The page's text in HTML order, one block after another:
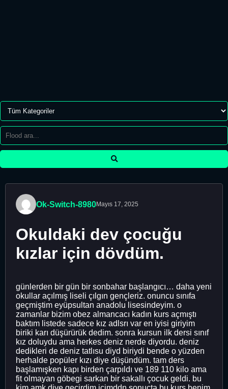
Ok-Switch-8980Mayıs 17, 2025
Okuldaki dev çocuğu
kızlar için dövdüm.
günlerden bir gün bir sonbahar başlangıcı… daha yeni
okullar açılmış liseli çılgın gençleriz. onuncu sınıfa
geçmiştim eyüpsultan anadolu lisesindeyim. o
zamanlar bizim obez almancacı kadın kurs açmıştı
baktım listede sadece kız adlsrı var en iyisi giriyim
biriki karı düşürürük dedim. sonra kursun ilk dersi sınıf
kız doluydu ama herkes deniz nerde diyordu. deniz
dedikleri de deniz tatlısu diyd biriydi bende o yüzden
herhalde popüler kızı diye düşündüm. tam ders
başlamışken kapı birden çarpıldı ve 189 110 kilo ama
fit olmayan göbegi sarkan bir sakallı çocuk geldi. bu